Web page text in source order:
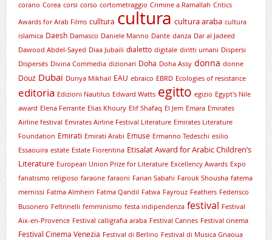
corano Corea corsi corso cortometraggio Crimine a Ramallah Critics
Awards for Arab Films culltura cultura cultura araba cultura
islamica Daesh Damasco Daniele Manno Dante danza Dar al Jadeed
Dawood Abdel-Sayed Diaa Jubaili dialetto digitale diritti umani Dispersi
Dispersés Divina Commedia dizionari Doha Doha Assy donna donne
Douz Dubai Dunya Mikhail EAU ebraico EBRD Ecologies of resistance
editoria Edizioni Nautilus Edward Watts egitto egizio Egypt's Nile
award Elena Ferrante Elias Khoury Elif Shafaq El Jem Emara Emirates
Airline festival Emirates Airline Festival Literature Emirates Literature
Foundation Emirati Emirati Arabi Emuse Ermanno Tedeschi esilio
Essaouira estate Estate Fiorentina Etisalat Award for Arabic Children’s
Literature European Union Prize for Literature Excellency Awards Expo
fanatismo religioso faraone faraoni Farian Sabahi Farouk Shousha fatema
mernissi Fatma Almheiri Fatma Qandil Fatwa Fayrouz Feathers Federisco
Busonero Feltrinelli femminismo festa indipendenza festival Festival
Aix-en-Provence Festival calligrafia araba Festival Cannes Festival cinema
Festival Cinema Venezia Festival di Berlino Festival di Musica Gnaoua